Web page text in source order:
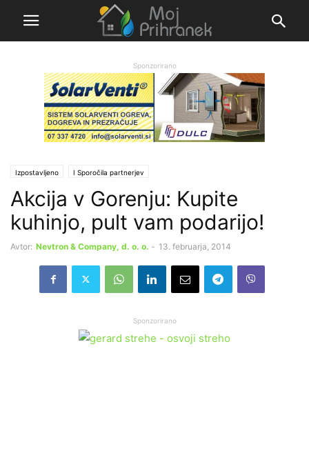
Sponzorirano
Izpostavljeno Ι Sporočila partnerjev
Akcija v Gorenju: Kupite
kuhinjo, pult vam podarijo!
Avtor: Nevtron & Company, d. o. o. - 13. februarja, 2014
Sponzorirano